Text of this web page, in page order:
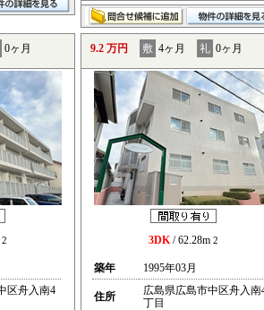
0ヶ月
2
区舟入南4
9.2 万円 敷 4ヶ月 礼 0ヶ月
3DK/ 62.28m 2
築年 1995年03月
住所
広島県広島市中区舟入南
丁目